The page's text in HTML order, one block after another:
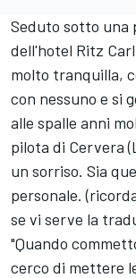
Seduto sotto una
dell'hotel Ritz
molto tranquilla,
con nessuno e si
alle spalle anni
pilota di Cervera
un sorriso. Sia
personale.
se vi serve la
"Quando
cerco di mettere